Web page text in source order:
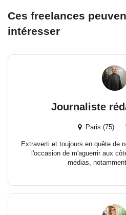
Ces freelances
intéresser
Journaliste
Paris (75)
Extraverti et toujours en quête de
l'occasion de m'aguerrir aux
médias,